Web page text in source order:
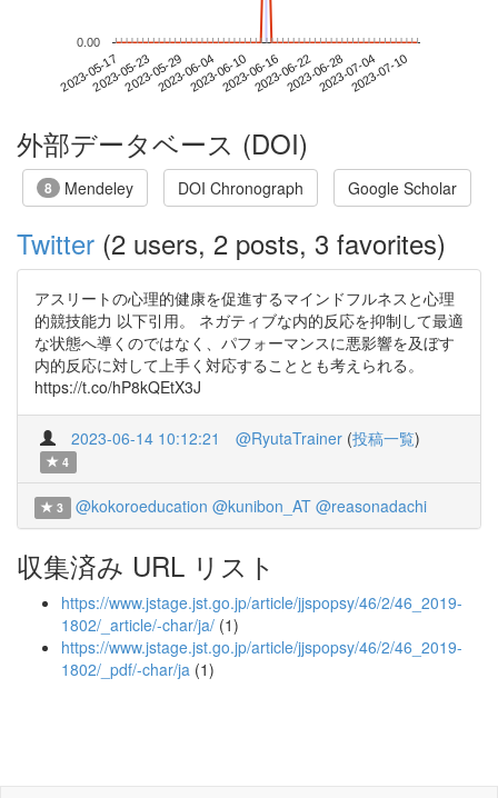
2023-05-172023-05-232023-05-292023-06-042023-06-102023-06-162023-06-222023-06-282023-07-042023-07-10
0.00
外部データベース (DOI)
8 Mendeley DOI Chronograph Google Scholar
Twitter (2 users, 2 posts, 3 favorites)
アスリートの心理的健康を促進するマインドフルネスと心理
的競技能力 以下引用。 ネガティブな内的反応を抑制して最適
な状態へ導くのではなく、パフォーマンスに悪影響を及ぼす
内的反応に対して上手く対応することとも考えられる。
https://t.co/hP8kQEtX3J
2023-06-14 10:12:21 @RyutaTrainer (投稿一覧)
4
3 @kokoroeducation @kunibon_AT @reasonadachi
収集済み URL リスト
https://www.jstage.jst.go.jp/article/jjspopsy/46/2/46_2019-
1802/_article/-char/ja/ (1)
https://www.jstage.jst.go.jp/article/jjspopsy/46/2/46_2019-
1802/_pdf/-char/ja (1)